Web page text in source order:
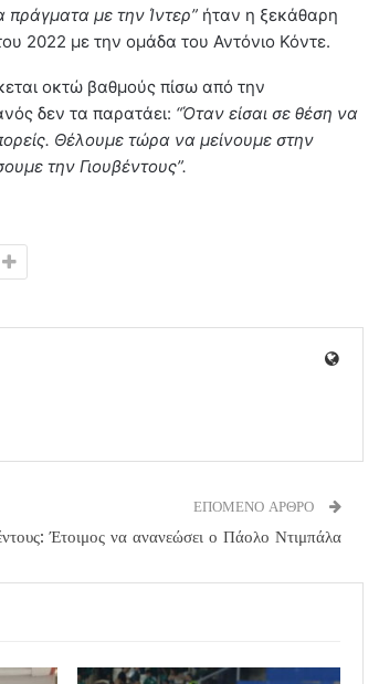
με την Ίντερ” ήταν η ξεκάθαρη
2022 με την ομάδα του Αντόνιο Κόντε.
οκτώ βαθμούς πίσω από την
δεν τα παρατάει: “Όταν είσαι σε θέση να
Θέλουμε τώρα να μείνουμε στην
την Γιουβέντους”.
ΕΠΟΜΕΝΟ ΑΡΘΡΟ
Έτοιμος να ανανεώσει ο Πάολο Ντιμπάλα